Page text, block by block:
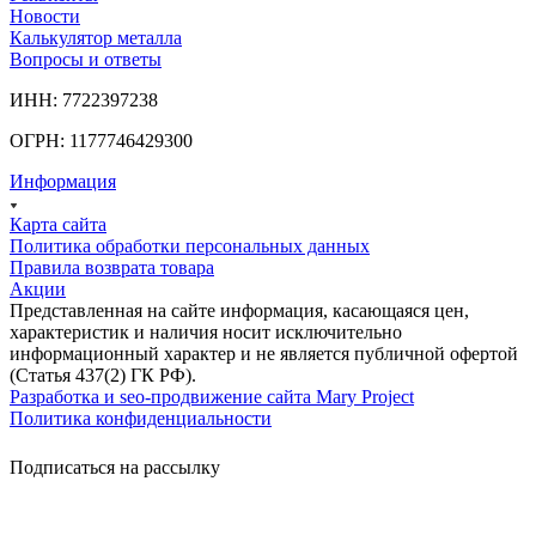
Новости
Калькулятор металла
Вопросы и ответы
ИНН: 7722397238
ОГРН: 1177746429300
Информация
Карта сайта
Политика обработки персональных данных
Правила возврата товара
Акции
Представленная на сайте информация, касающаяся цен,
характеристик и наличия носит исключительно
информационный характер и не является публичной офертой
(Статья 437(2) ГК РФ).
Разработка и seo-продвижение сайта Mary Project
Политика конфиденциальности
Подписаться на рассылку